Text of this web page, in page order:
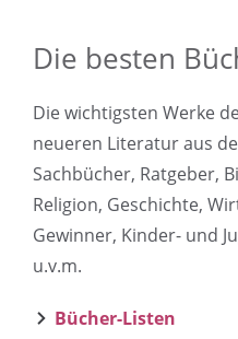
Die besten
Die wichtigsten Werke
neueren Literatur aus
Sachbücher, Ratgeber,
Religion, Geschichte,
Gewinner, Kinder- und
u.v.m.
Bücher-Listen